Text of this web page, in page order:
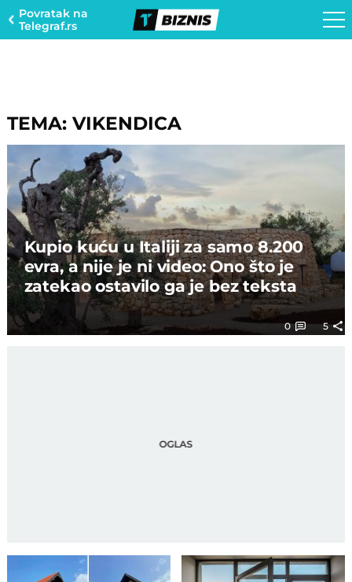
Povratak na
Telegraf.rs
TEMA: VIKENDICA
Kupio kuću u Italiji za samo 8.200
evra, a nije je ni video: Ono što je
zatekao ostavilo ga je bez teksta
0 5